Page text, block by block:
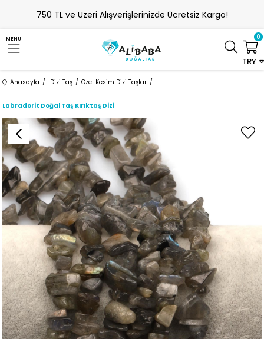
750 TL ve Üzeri Alışverişlerinizde Ücretsiz Kargo!
MENU
TRY
0
Anasayfa Dizi Taş Özel Kesim Dizi Taşlar
Labradorit Doğal Taş Kırıktaş Dizi